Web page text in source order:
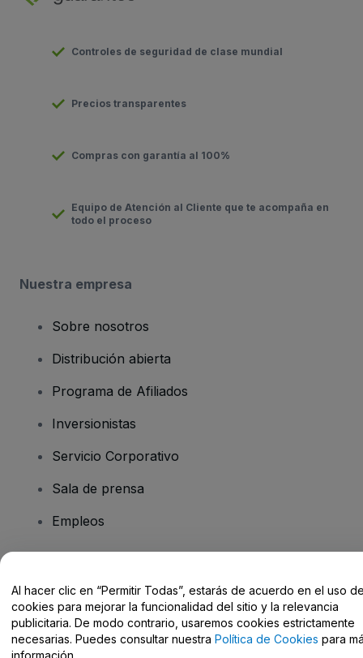
Controles de seguridad de clase mundial
Precios transparentes
Compras con garantía al 100%
Equipo de Atención al Cliente que te acompaña en
todo el proceso
Nuestra empresa
Sobre nosotros
Distribución abierta
Programa de Afiliados
Inversionistas
Servicio Corporativo
Sala de prensa
Empleos
Centro de Ayuda / Contacto
Al hacer clic en “Permitir Todas”, estarás de acuerdo en el uso
cookies para mejorar la funcionalidad del sitio y la relevancia
publicitaria. De modo contrario, usaremos cookies estrictamente
necesarias. Puedes consultar nuestra Política de Cookies para
información.